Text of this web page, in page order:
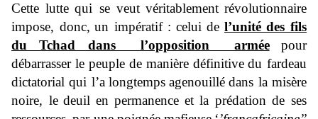
Cette lutte qui se veut véritablement révolutionnaire
impose, donc, un impératif : celui de l’unité des fils
du Tchad dans l’opposition armée
pour
débarrasser le peuple de manière définitive du fardeau
dictatorial qui l’a longtemps agenouillé dans la misère
noire, le deuil en permanence et la prédation de ses